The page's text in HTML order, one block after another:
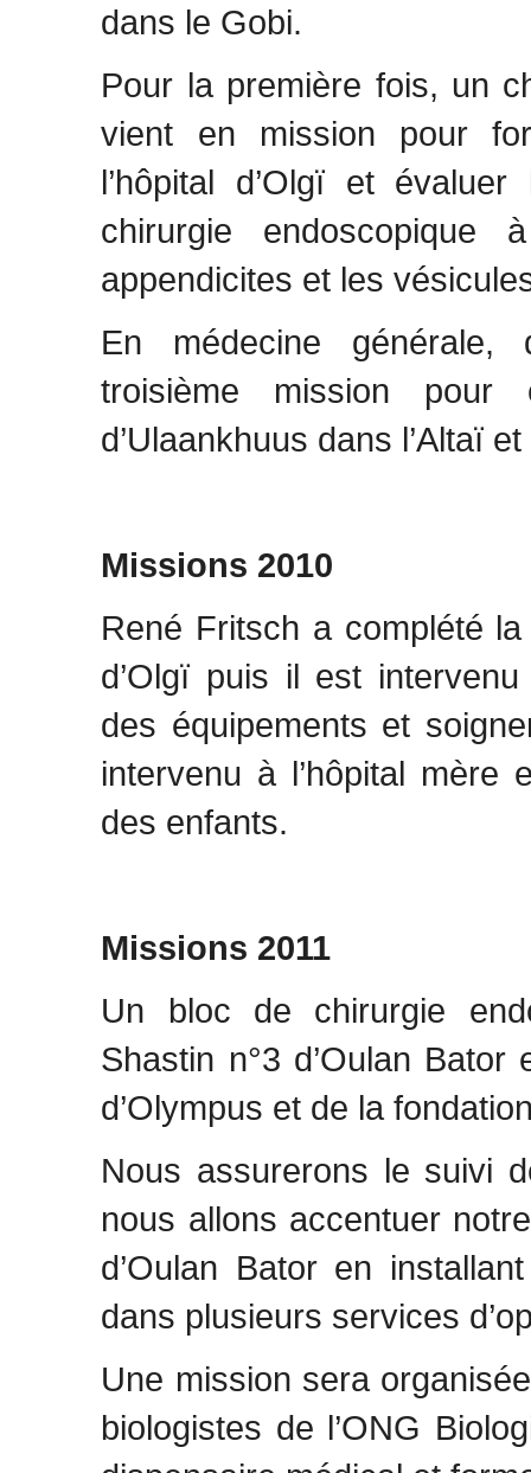
dans le Gobi.
Pour la première fois, un
vient en mission pour
l’hôpital d’Olgï et
chirurgie
appendicites et les
En médecine
troisième mission pour
d’Ulaankhuus dans l’Altaï
Missions 2010
René Fritsch a complété
d’Olgï puis il est
des équipements et
intervenu à l’hôpital mère
des enfants.
Missions 2011
Un bloc de chirurgie
Shastin n°3 d’Oulan
d’Olympus et de la
Nous assurerons le suivi
nous allons accentuer
d’Oulan Bator en
dans plusieurs services
Une mission sera
biologistes de l’ONG